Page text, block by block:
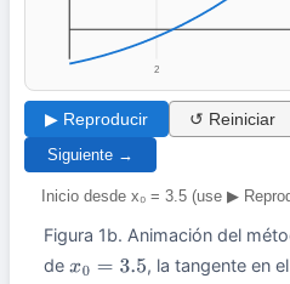
2
▶ Reproducir ↺ Reiniciar
Siguiente →
Inicio desde x₀ = 3.5 (use ▶
Figura 1b. Animación del
de x0 =3.5
, la tangente en